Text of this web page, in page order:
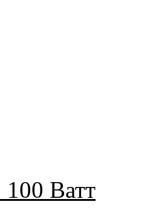
100 Ватт